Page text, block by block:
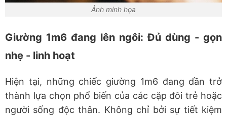
Ảnh minh họa
Giường 1m6 đang lên ngôi: Đủ dùng - gọn
nhẹ - linh hoạt
Hiện tại, những chiếc giường 1m6 đang dần trở
thành lựa chọn phổ biến của các cặp đôi trẻ hoặc
người sống độc thân. Không chỉ bởi sự tiết kiệm